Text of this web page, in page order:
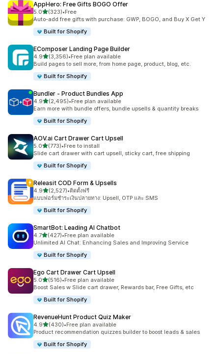
AppHero: Free Gifts BOGO Offer
5.0เต็ม 5 ดาว
(323)
ทั้งหมด 323 รีวิว
•Free
Auto-add free gifts with purchase: GWP, BOGO, and Buy X Get Y
Built for Shopify
EComposer Landing Page Builder
4.9เต็ม 5 ดาว
(3,356)
ทั้งหมด 3356 รีวิว
•Free plan available
Build pages to sell more, from home page, product, blog, etc.
Built for Shopify
Bundler ‑ Product Bundles App
4.9เต็ม 5 ดาว
(2,495)
ทั้งหมด 2495 รีวิว
•Free plan available
Earn more with bundle offers, bundle upsells & quantity breaks
Built for Shopify
AOV.ai Cart Drawer Cart Upsell
5.0เต็ม 5 ดาว
(773)
ทั้งหมด 773 รีวิว
•Free to install
Slide cart drawer with cart upsell, sticky cart, free shipping
Built for Shopify
Releasit COD Form & Upsells
4.9เต็ม 5 ดาว
(2,527)
ทั้งหมด 2527 รีวิว
•ติดตั้งฟรี
แบบฟอร์มชำระเงินปลายทาง: Upsell, OTP และ SMS
Built for Shopify
SmartBot: Leading AI Chatbot
4.7เต็ม 5 ดาว
(427)
ทั้งหมด 427 รีวิว
•Free plan available
Unlimited AI Chat: Enhancing Sales and Improving Service
Built for Shopify
Ego Cart Drawer Cart Upsell
5.0เต็ม 5 ดาว
(516)
ทั้งหมด 516 รีวิว
•Free plan available
Boost Sales w Slide cart drawer, Rewards bar, Free Gifts, etc
Built for Shopify
RevenueHunt Product Quiz Maker
4.9เต็ม 5 ดาว
(430)
ทั้งหมด 430 รีวิว
•Free plan available
Product recommendation quizzes builder to boost leads & sales
Built for Shopify